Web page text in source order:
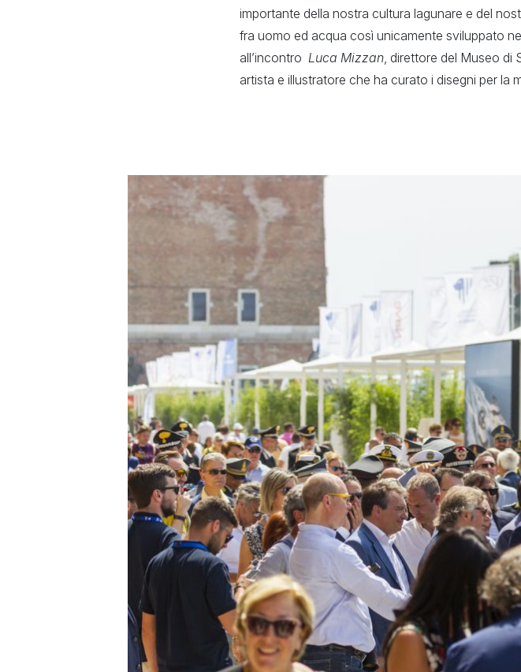
importante della nostra cultura lagunare e del
fra uomo ed acqua così unicamente sviluppato
all’incontro Luca Mizzan , direttore del Museo di
artista e illustratore che ha curato i disegni per la